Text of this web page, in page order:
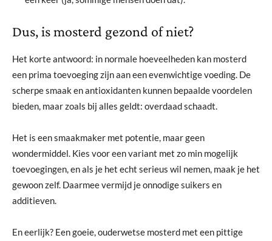
Dus, is mosterd gezond of niet?
Het korte antwoord: in normale hoeveelheden kan mosterd
een prima toevoeging zijn aan een evenwichtige voeding. De
scherpe smaak en antioxidanten kunnen bepaalde voordelen
bieden, maar zoals bij alles geldt: overdaad schaadt.
Het is een smaakmaker met potentie, maar geen
wondermiddel. Kies voor een variant met zo min mogelijk
toevoegingen, en als je het echt serieus wil nemen, maak je het
gewoon zelf. Daarmee vermijd je onnodige suikers en
additieven.
En eerlijk? Een goeie, ouderwetse mosterd met een pittige